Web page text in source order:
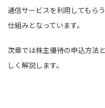
通信サービスを利用してもら
仕組みとなっています。
次章では株主優待の申込方法
しく解説します。